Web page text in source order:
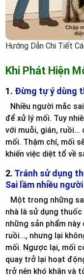
Hướng Dẫn Chi Tiết
Khi Phát Hiện
1. Đừng tự ý dùng
Nhiều người mắc
để xử lý mối. Tuy
với muỗi, gián,
mối. Thậm chí, mối
khiến việc diệt tổ về
2. Tránh sử dụng
Sai lầm nhiều
Một trong những
nhà là sử dụng
những sản phẩm
ruồi..., nhưng lại
mối. Ngược lại, mối
quay trở lại hoạt
trở nên khó khăn và